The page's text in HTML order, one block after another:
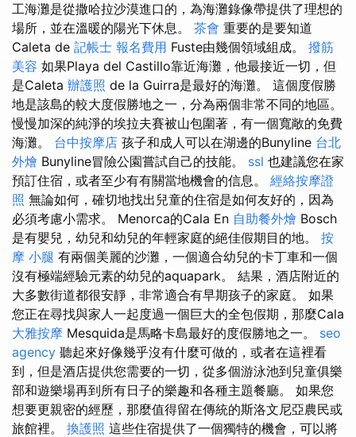
工海灘是從撒哈拉沙漠進口的，為海灘錄像帶提供了理想的
場所，並在溫暖的陽光下休息。 茶會 重要的是要知道
Caleta de 記帳士 報名費用 Fuste由幾個領域組成。 撥筋
美容 如果Playa del Castillo靠近海灘，他最接近一切，但
是Caleta 辦護照 de la Guirra是最好的海灘。 這個度假勝
地是該島的較大度假勝地之一，分為兩個非常不同的地區。
慢慢加深的純淨的埃拉夫賽被山包圍著，有一個寬敞的免費
海灘。 台中按摩店 孩子和成人可以在湖邊的Bunyline 台北
外燴 Bunyline冒險公園嘗試自己的技能。 ssl 也建議您在家
預訂住宿，或者至少有有關當地機會的信息。 經絡按摩證
照 無論如何，確切地找出兒童的住宿是如何友好的，因為
必須考慮小需求。 Menorca的Cala En 自助餐外燴 Bosch
是有嬰兒，幼兒和幼兒的年輕家庭的絕佳假期目的地。 按
摩 小腿 有兩個美麗的沙灘，一個適合幼兒的卡丁車和一個
沒有極端經驗元素的幼兒的aquapark。 結果，酒店附近的
大多數街道都很安靜，非常適合有早期孩子的家庭。 如果
您正在尋找與家人一起度過一個巨大的全包假期，那麼Cala
大雅按摩 Mesquida是馬略卡島最好的度假勝地之一。 seo
agency 聽起來好像幾乎沒有什麼可做的，或者在這裡看
到，但是酒店提供您需要的一切，從多個游泳池到兒童俱樂
部和遊樂場再到所有日子的樂趣和各種主題餐廳。 如果您
想要更親密的經歷，那麼值得留在傳統的斯洛文尼亞農民或
旅館裡。 換護照 這些住宿提供了一個獨特的機會，可以將